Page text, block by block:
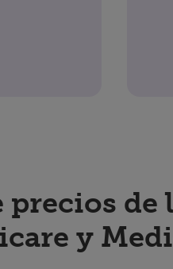
de
y